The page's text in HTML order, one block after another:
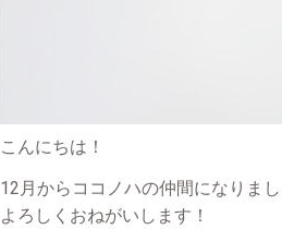
こんにちは！
12月からココノハの仲間になりま
よろしくおねがいします！